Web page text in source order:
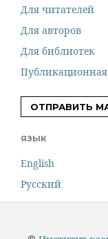
Для читателей
Для авторов
Для библиотек
ОТПРАВИТЬ
ЯЗЫК
English
Русский